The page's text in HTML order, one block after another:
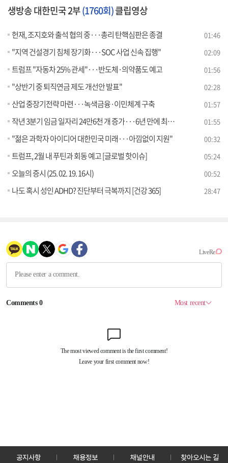
생방송 대한민국 2부(1760회)클립영상
헌재, 조지호와 출석 협의 중···총리 탄핵심판은 종결 01:46
"지역 건설경기 침체 장기화···SOC 사업 신속 집행" 02:09
트럼프 "자동차 25% 관세"···반도체·의약품도 예고 01:56
"상반기 중 퇴직연금 제도 개선안 발표" 02:28
산업 중장기전략 마련···녹색금융·이민체계 구축 01:57
작년 3분기 임금 일자리 24만6천 개 증가···6년 만에 최저폭 01:55
"젊은 과학자 아이디어 대한민국 미래···아낌없이 지원" 00:32
트럼프, 2월 내 푸틴과 회동 예고 [글로벌 핫이슈] 05:24
오늘의 증시 (25. 02. 19. 16시) 00:52
나도 혹시 성인 ADHD? 진단부터 극복까지 [건강 365] 28:47
공지사항 채용정보 채널안내 찾아오시는 길